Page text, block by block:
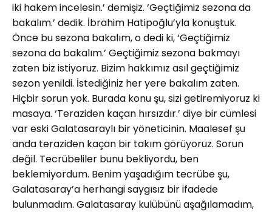
iki hakem incelesin.’ demişiz. ‘Geçtiğimiz sezona da
bakalım.’ dedik. İbrahim Hatipoğlu’yla konuştuk.
Önce bu sezona bakalım, o dedi ki, ‘Geçtiğimiz
sezona da bakalım.’ Geçtiğimiz sezona bakmayı
zaten biz istiyoruz. Bizim hakkımız asıl geçtiğimiz
sezon yenildi. İstediğiniz her yere bakalım zaten.
Hiçbir sorun yok. Burada konu şu, sizi getiremiyoruz ki
masaya. ‘Teraziden kaçan hırsızdır.’ diye bir cümlesi
var eski Galatasaraylı bir yöneticinin. Maalesef şu
anda teraziden kaçan bir takım görüyoruz. Sorun
değil. Tecrübeliler bunu bekliyordu, ben
beklemiyordum. Benim yaşadığım tecrübe şu,
Galatasaray’a herhangi saygısız bir ifadede
bulunmadım. Galatasaray kulübünü aşağılamadım,